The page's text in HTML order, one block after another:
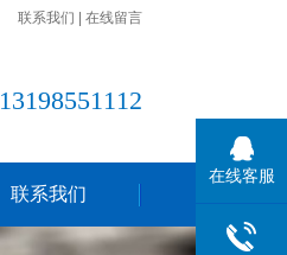
联系我们 在线留言
13198551112
联系我们
在线客服